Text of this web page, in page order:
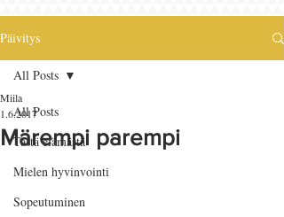
Päivitys
All Posts
Tästä elämästä
Mielen hyvinvointi
Sopeutuminen
All Posts
Märempi parempi
Miila
1.6.2017